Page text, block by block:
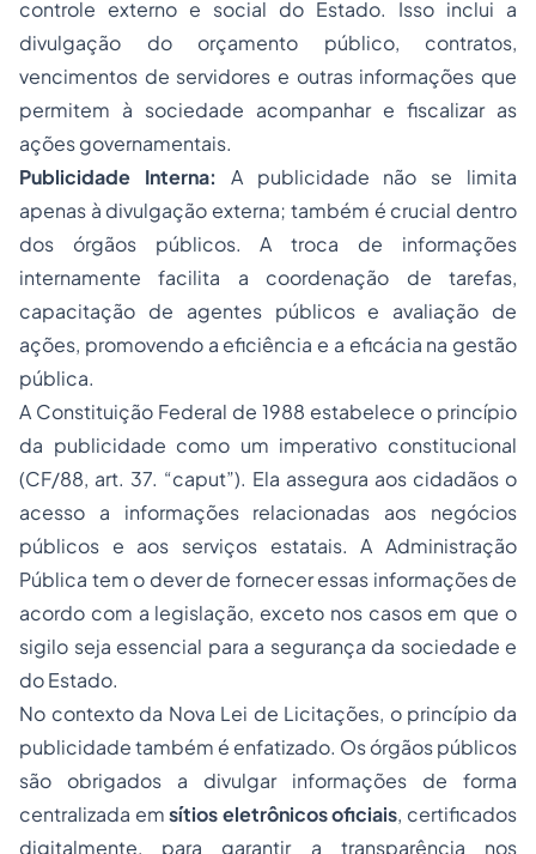
controle externo e social do Estado. Isso inclui a
divulgação do orçamento público, contratos,
vencimentos de servidores e outras informações que
permitem à sociedade acompanhar e fiscalizar as
ações governamentais.
Publicidade Interna: A publicidade não se limita
apenas à divulgação externa; também é crucial dentro
dos órgãos públicos. A troca de informações
internamente facilita a coordenação de tarefas,
capacitação de agentes públicos e avaliação de
ações, promovendo a eficiência e a eficácia na gestão
pública.
A Constituição Federal de 1988 estabelece o princípio
da publicidade como um imperativo constitucional
(CF/88, art. 37. “caput”). Ela assegura aos cidadãos o
acesso a informações relacionadas aos negócios
públicos e aos serviços estatais. A Administração
Pública tem o dever de fornecer essas informações de
acordo com a legislação, exceto nos casos em que o
sigilo seja essencial para a segurança da sociedade e
do Estado.
No contexto da Nova Lei de Licitações, o princípio da
publicidade também é enfatizado. Os órgãos públicos
são obrigados a divulgar informações de forma
centralizada emsítios eletrônicos oficiais, certificados
digitalmente, para garantir a transparência nos